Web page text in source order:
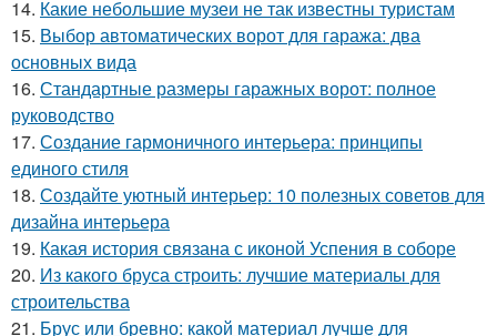
14. Какие небольшие музеи не так известны туристам
15. Выбор автоматических ворот для гаража: два
основных вида
16. Стандартные размеры гаражных ворот: полное
руководство
17. Создание гармоничного интерьера: принципы
единого стиля
18. Создайте уютный интерьер: 10 полезных советов для
дизайна интерьера
19. Какая история связана с иконой Успения в соборе
20. Из какого бруса строить: лучшие материалы для
строительства
21. Брус или бревно: какой материал лучше для